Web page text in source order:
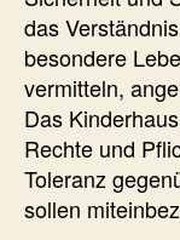
das
besondere
vermitteln,
Das
Rechte und
Toleranz
sollen